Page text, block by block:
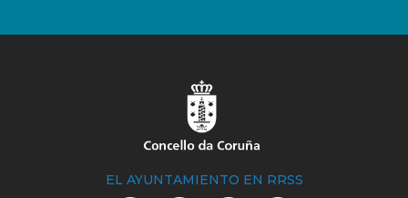
EL AYUNTAMIENTO EN RRSS